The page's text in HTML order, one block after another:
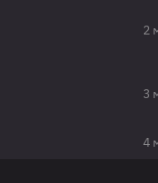
2
3
4